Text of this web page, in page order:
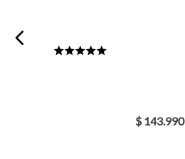
$ 143.990